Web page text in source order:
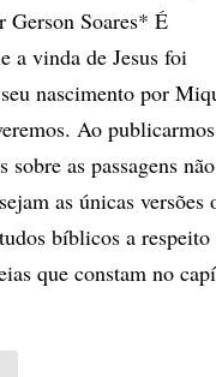
Soares* É
a vinda de Jesus foi
nascimento por
Ao publicarmos
sobre as passagens não
as únicas versões
bíblicos a respeito
que constam no